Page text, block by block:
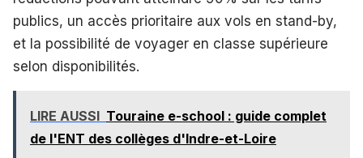
publics, un accès prioritaire aux vols en stand-by,
et la possibilité de voyager en classe supérieure
selon disponibilités.
LIRE AUSSI Touraine e-school : guide complet
de l'ENT des collèges d'Indre-et-Loire